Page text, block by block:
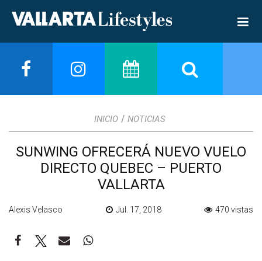
INICIO / NOTICIAS
SUNWING OFRECERÁ NUEVO VUELO
DIRECTO QUEBEC – PUERTO
VALLARTA
Alexis Velasco Jul. 17, 2018 470 vistas